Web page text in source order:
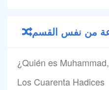
من نفس القسم
¿Quién es
Los Cuarenta Hadices